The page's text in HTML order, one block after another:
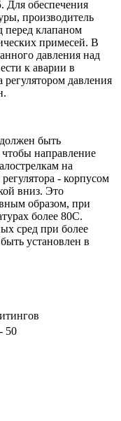
Для обеспечения
производитель
перед клапаном
примесей. В
давления над
к аварии в
регулятором давления
быть
чтобы направление
на
- корпусом
вниз. Это
образом, при
более 80C.
сред при более
установлен в
50